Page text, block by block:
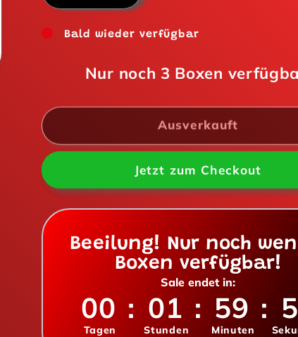
die
Menge
Wafer
Vanilla
die
Menge
Wafer
Vanilla
Bald wieder verfügbar
Nur noch 3 Boxen
Ausverkauft
Jetzt zum Checkout
Beeilung! Nur noch
Boxen verfügbar!
Sale endet in:
00 : 01 : 59 :
Tagen Stunden Minuten